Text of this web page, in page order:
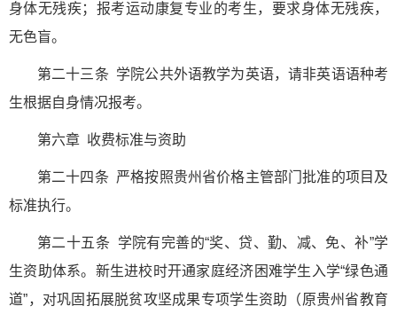
身体无残疾；报考运动康复专业的考生，要求身体无残疾，
无色盲。
第二十三条 学院公共外语教学为英语，请非英语语种考
生根据自身情况报考。
第六章 收费标准与资助
第二十四条 严格按照贵州省价格主管部门批准的项目及
标准执行。
第二十五条 学院有完善的“奖、贷、勤、减、免、补”学
生资助体系。新生进校时开通家庭经济困难学生入学“绿色通
道”，对巩固拓展脱贫攻坚成果专项学生资助（原贵州省教育